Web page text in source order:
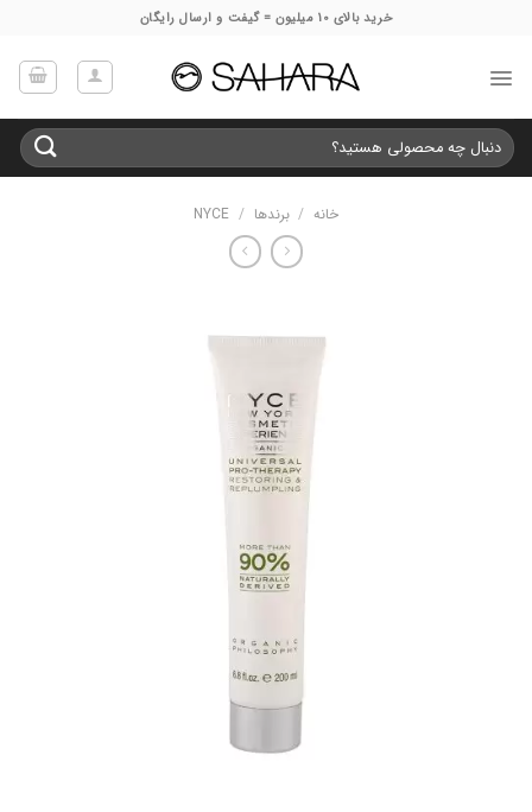
خرید بالای 10 میلیون = گیفت و ارسال رایگان
جستجو
برای:
خانه / برندها /
NYCE